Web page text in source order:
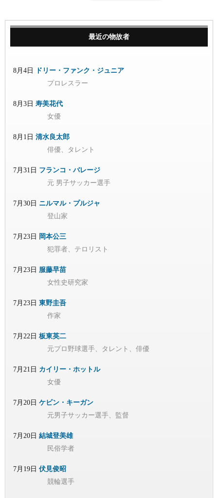
最近の物故者
8月4日
ドリー・ファンク・ジュニア
プロレスラー
8月3日 寿美花代
女優
8月1日 清水良太郎
俳優、タレント
7月31日 フランコ・バレージ
元 男子サッカー選手
7月30日 ニルマル・プルジャ
登山家
7月23日 岡本公三
犯罪者、テロリスト
7月23日 服藤早苗
女性史研究家
7月23日 東野圭吾
作家
7月22日 板東英二
元プロ野球選手、タレント、俳優
7月21日 カイリー・ホットル
女優
7月20日 ケビン・キーガン
元男子サッカー選手、監督
7月20日 結城登美雄
民俗学者
7月19日 伏見俊昭
競輪選手